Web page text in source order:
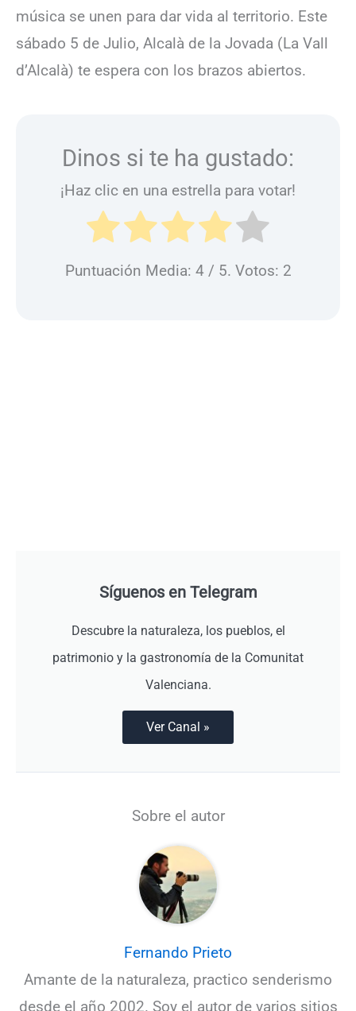
música se unen para dar vida al territorio. Este
sábado 5 de Julio, Alcalà de la Jovada (La Vall
d’Alcalà) te espera con los brazos abiertos.
Dinos si te ha gustado:
¡Haz clic en una estrella para votar!
Puntuación Media: 4/ 5. Votos: 2
Síguenos en Telegram
Descubre la naturaleza, los pueblos, el
patrimonio y la gastronomía de la Comunitat
Valenciana.
Ver Canal »
Sobre el autor
Fernando Prieto
Amante de la naturaleza, practico senderismo
desde el año 2002. Soy el autor de varios sitios